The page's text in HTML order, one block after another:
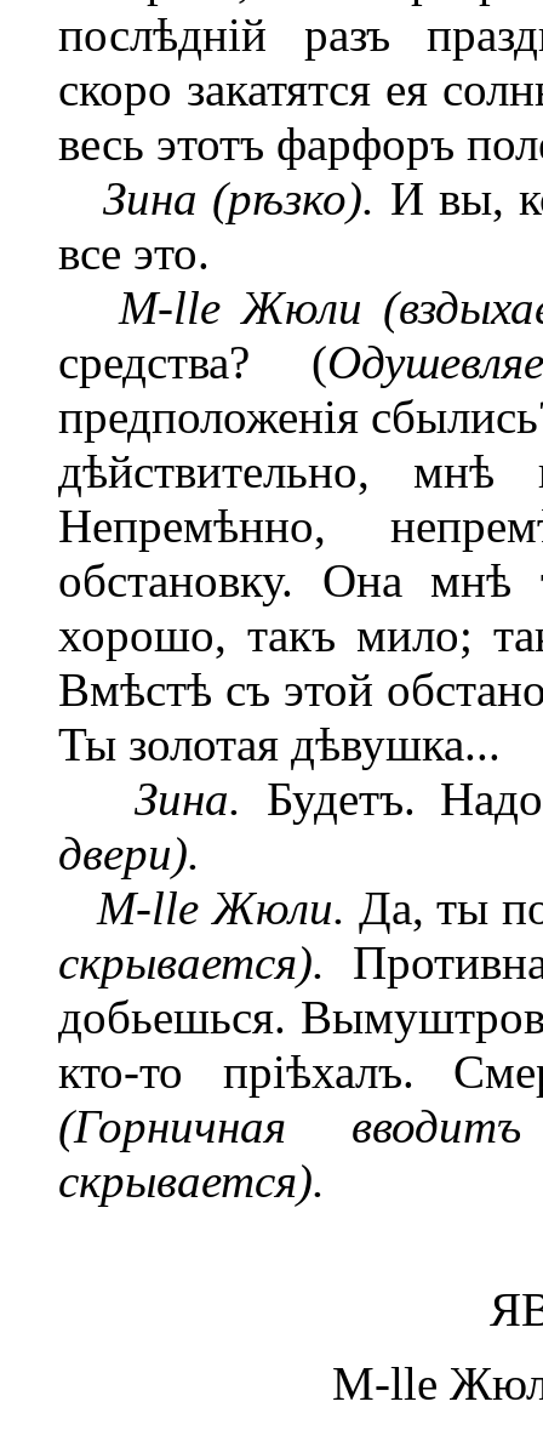
послѣдній разъ
скоро закатятся ея
весь этотъ фарфоръ
Зина (рѣзко). И вы,
все это.
M-lle Жюли
средства? (
предположенія
дѣйствительно, мнѣ
Непремѣнно,
обстановку. Она мнѣ
хорошо, такъ мило;
Вмѣстѣ съ этой
Ты золотая дѣвушка...
Зина. Будетъ.
двери).
M-lle Жюли. Да, ты
скрывается).
добьешься.
кто-то пріѣхалъ.
(Горничная
скрывается).
М-lle